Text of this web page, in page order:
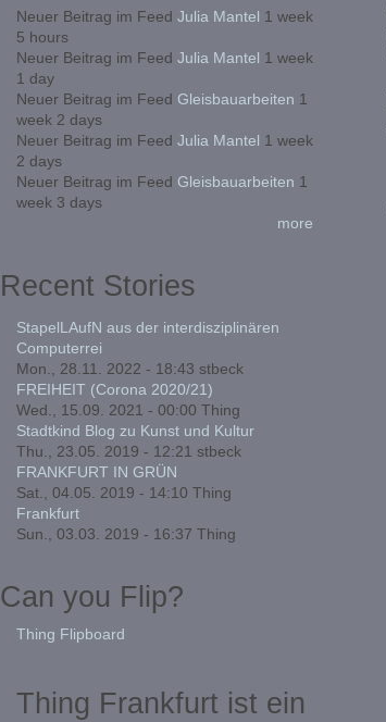
Neuer Beitrag im Feed Julia Mantel 1 week
5 hours
Neuer Beitrag im Feed Julia Mantel 1 week
1 day
Neuer Beitrag im Feed Gleisbauarbeiten 1
week 2 days
Neuer Beitrag im Feed Julia Mantel 1 week
2 days
Neuer Beitrag im Feed Gleisbauarbeiten 1
week 3 days
more
Recent Stories
StapelLAufN aus der interdisziplinären
Computerrei
Mon., 28.11. 2022 - 18:43 stbeck
FREIHEIT (Corona 2020/21)
Wed., 15.09. 2021 - 00:00 Thing
Stadtkind Blog zu Kunst und Kultur
Thu., 23.05. 2019 - 12:21 stbeck
FRANKFURT IN GRÜN
Sat., 04.05. 2019 - 14:10 Thing
Frankfurt
Sun., 03.03. 2019 - 16:37 Thing
Can you Flip?
Thing Flipboard
Thing Frankfurt ist ein